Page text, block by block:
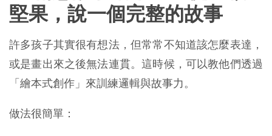
堅果，說一個完整的故事
許多孩子其實很有想法，但常常不知道該怎麼表達，
或是畫出來之後無法連貫。這時候，可以教他們透過
「繪本式創作」來訓練邏輯與故事力。
做法很簡單：